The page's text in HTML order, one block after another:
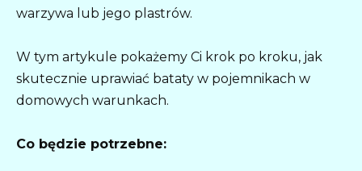
warzywa lub jego plastrów.
W tym artykule pokażemy Ci krok po kroku, jak
skutecznie uprawiać bataty w pojemnikach w
domowych warunkach.
Co będzie potrzebne: